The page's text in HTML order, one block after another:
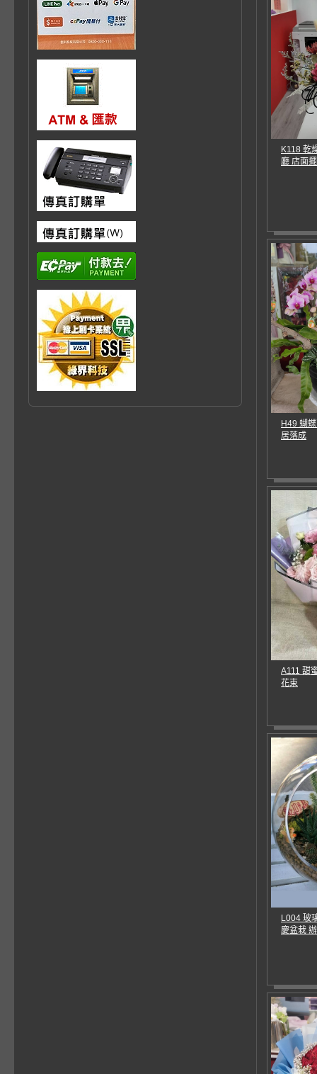
K118 乾
廳 店面
H49 蝴
居落成
A111 甜
花束
L004 玻
慶盆栽